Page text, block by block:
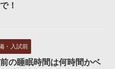
！
・入試前
の睡眠時間は何時間かベ